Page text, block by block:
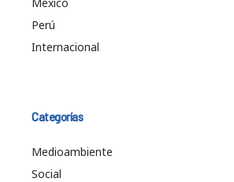
Perú
Internacional
Categorías
Medioambiente
Social